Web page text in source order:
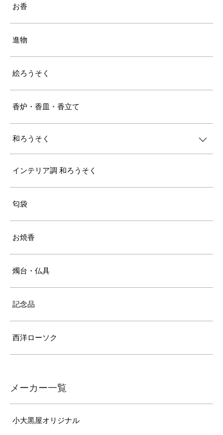
お香
進物
絵ろうそく
香炉・香皿・香立て
和ろうそく
インテリア調 和ろうそく
匂袋
お焼香
燭台・仏具
記念品
西洋ローソク
メーカー一覧
小大黒屋オリジナル